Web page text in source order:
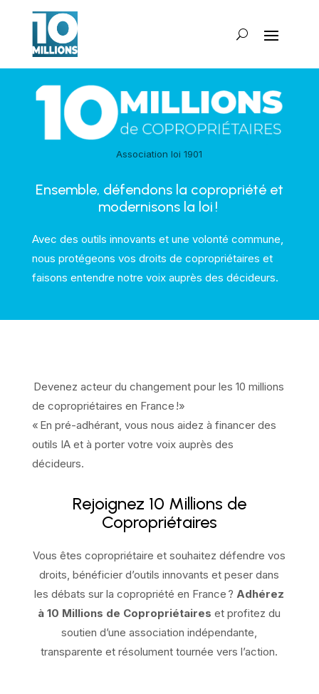
Association loi 1901
Ensemble, défendons la copropriété et
modernisons la loi !
Avec des outils innovants et une volonté commune,
nous protégeons vos droits de copropriétaires et
faisons entendre notre voix auprès des décideurs.
Devenez acteur du changement pour les 10 millions
de copropriétaires en France !»
« En pré-adhérant, vous nous aidez à financer des
outils IA et à porter votre voix auprès des
décideurs.
Rejoignez 10 Millions de
Copropriétaires
Vous êtes copropriétaire et souhaitez défendre vos
droits, bénéficier d’outils innovants et peser dans
les débats sur la copropriété en France ? Adhérez
à 10 Millions de Copropriétaires et profitez du
soutien d’une association indépendante,
transparente et résolument tournée vers l’action.